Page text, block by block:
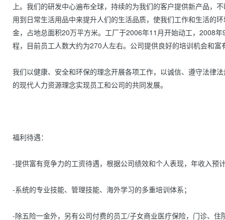
上。我们的研发中心遍布全球，持续的为我们的客户提供新产品，
用到日常生活用品中来提升人们的生活品质，使我们工作和生活的
金，占地总面积20万平方米。工厂于2006年11月开始动工，2008
程，目前员工人数大约为270人左右。公司提供良好的培训机会和
我们以健康、安全和环保的理念开展各项工作，以诚信、遵守法律
的现代人力资源理念实现员工和公司的共同发展。
福利待遇：
-提供富有竞争力的工资待遇，根据公司绩效和个人表现，年收入预
-系统的专业技能、管理技能、海外学习的多重培训体系；
-除五险一金外，另有公司付费的员工/子女商业医疗保险，门诊、住